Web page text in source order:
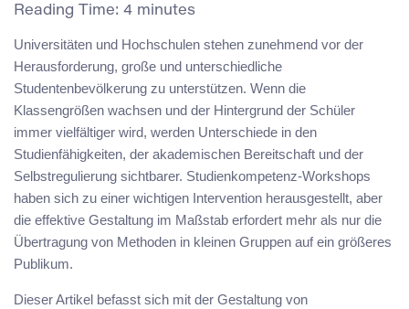
Reading Time: 4 minutes
Universitäten und Hochschulen stehen zunehmend vor der
Herausforderung, große und unterschiedliche
Studentenbevölkerung zu unterstützen. Wenn die
Klassengrößen wachsen und der Hintergrund der Schüler
immer vielfältiger wird, werden Unterschiede in den
Studienfähigkeiten, der akademischen Bereitschaft und der
Selbstregulierung sichtbarer. Studienkompetenz-Workshops
haben sich zu einer wichtigen Intervention herausgestellt, aber
die effektive Gestaltung im Maßstab erfordert mehr als nur die
Übertragung von Methoden in kleinen Gruppen auf ein größeres
Publikum.
Dieser Artikel befasst sich mit der Gestaltung von